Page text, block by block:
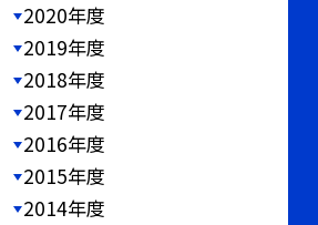
2020年度
2019年度
2018年度
2017年度
2016年度
2015年度
2014年度